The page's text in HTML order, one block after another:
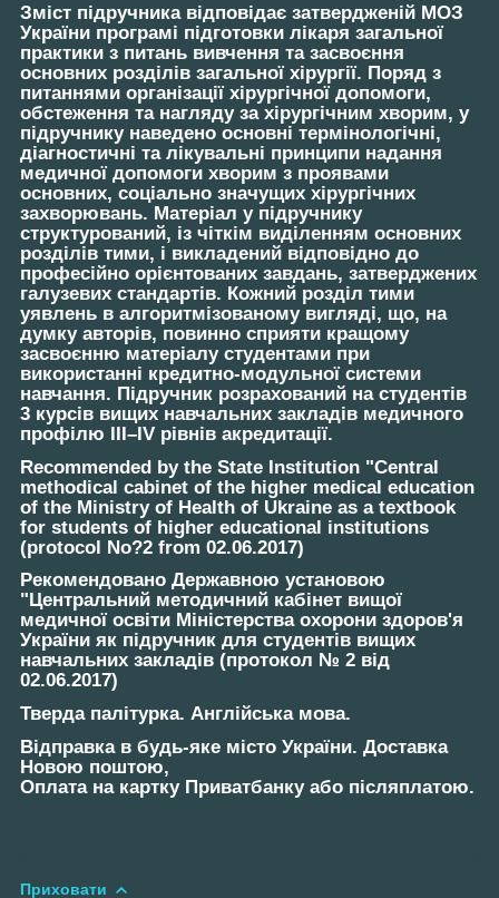
Зміст підручника відповідає затвердженій МОЗ
України програмі підготовки лікаря загальної
практики з питань вивчення та засвоєння
основних розділів загальної хірургії. Поряд з
питаннями організації хірургічної допомоги,
обстеження та нагляду за хірургічним хворим, у
підручнику наведено основні термінологічні,
діагностичні та лікувальні принципи надання
медичної допомоги хворим з проявами
основних, соціально значущих хірургічних
захворювань. Матеріал у підручнику
структурований, із чіткім виділенням основних
розділів тими, і викладений відповідно до
професійно орієнтованих завдань, затверджених
галузевих стандартів. Кожний розділ тими
уявлень в алгоритмізованому вигляді, що, на
думку авторів, повинно сприяти кращому
засвоєнню матеріалу студентами при
використанні кредитно-модульної системи
навчання. Підручник розрахований на студентів
3 курсів вищих навчальних закладів медичного
профілю III–IV рівнів акредитації.
Recommended by the State Institution "Central
methodical cabinet of the higher medical education
of the Ministry of Health of Ukraine as a textbook
for students of higher educational institutions
(protocol No?2 from 02.06.2017)
Рекомендовано Державною установою
"Центральний методичний кабінет вищої
медичної освіти Міністерства охорони здоров'я
України як підручник для студентів вищих
навчальних закладів (протокол № 2 від
02.06.2017)
Тверда палітурка. Англійська мова.
Відправка в будь-яке місто України. Доставка
Новою поштою,
Оплата на картку Приватбанку або післяплатою.
Приховати